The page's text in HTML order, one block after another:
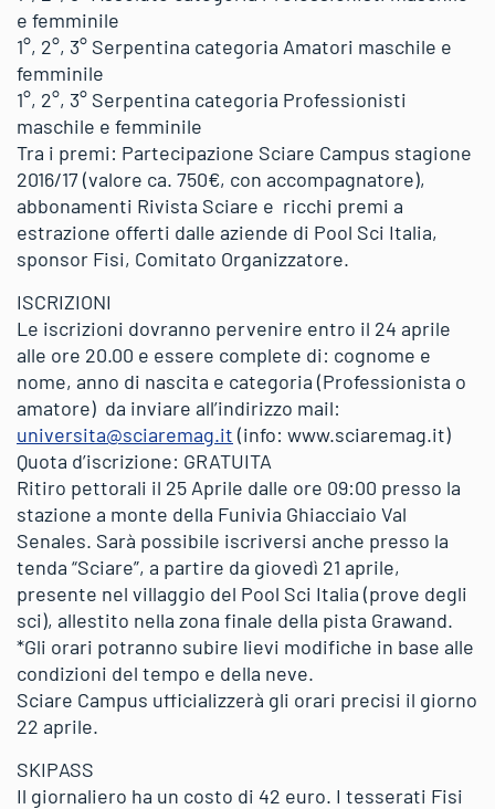
e femminile
1°, 2°, 3° Serpentina categoria Amatori maschile e
femminile
1°, 2°, 3° Serpentina categoria Professionisti
maschile e femminile
Tra i premi: Partecipazione Sciare Campus stagione
2016/17 (valore ca. 750€, con accompagnatore),
abbonamenti Rivista Sciare e ricchi premi a
estrazione offerti dalle aziende di Pool Sci Italia,
sponsor Fisi, Comitato Organizzatore.
ISCRIZIONI
Le iscrizioni dovranno pervenire entro il 24 aprile
alle ore 20.00 e essere complete di: cognome e
nome, anno di nascita e categoria (Professionista o
amatore) da inviare all’indirizzo mail:
universita@sciaremag.it (info: www.sciaremag.it)
Quota d’iscrizione: GRATUITA
Ritiro pettorali il 25 Aprile dalle ore 09:00 presso la
stazione a monte della Funivia Ghiacciaio Val
Senales. Sarà possibile iscriversi anche presso la
tenda “Sciare”, a partire da giovedì 21 aprile,
presente nel villaggio del Pool Sci Italia (prove degli
sci), allestito nella zona finale della pista Grawand.
*Gli orari potranno subire lievi modifiche in base alle
condizioni del tempo e della neve.
Sciare Campus ufficializzerà gli orari precisi il giorno
22 aprile.
SKIPASS
Il giornaliero ha un costo di 42 euro. I tesserati Fisi